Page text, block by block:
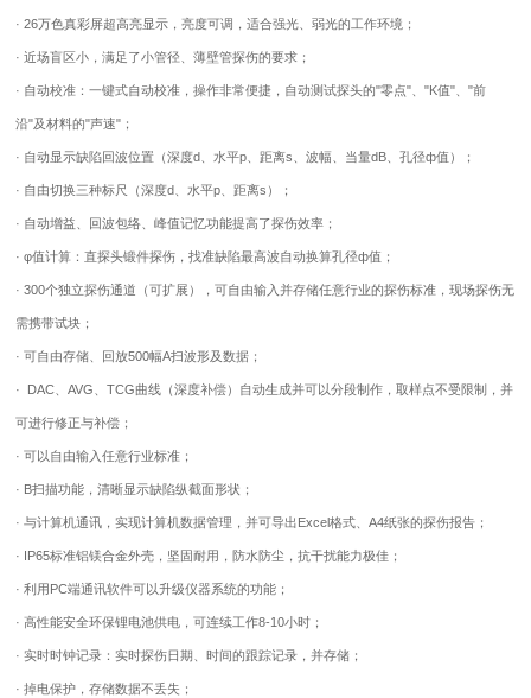
· 26万色真彩屏超高亮显示，亮度可调，适合强光、弱光的工作环境；
· 近场盲区小，满足了小管径、薄壁管探伤的要求；
· 自动校准：一键式自动校准，操作非常便捷，自动测试探头的"零点"、"K值"、"前
沿"及材料的"声速"；
· 自动显示缺陷回波位置（深度d、水平p、距离s、波幅、当量dB、孔径ф值）；
· 自由切换三种标尺（深度d、水平p、距离s）；
· 自动增益、回波包络、峰值记忆功能提高了探伤效率；
· φ值计算：直探头锻件探伤，找准缺陷最高波自动换算孔径ф值；
· 300个独立探伤通道（可扩展），可自由输入并存储任意行业的探伤标准，现场探伤无
需携带试块；
· 可自由存储、回放500幅A扫波形及数据；
· DAC、AVG、TCG曲线（深度补偿）自动生成并可以分段制作，取样点不受限制，并
可进行修正与补偿；
· 可以自由输入任意行业标准；
· B扫描功能，清晰显示缺陷纵截面形状；
· 与计算机通讯，实现计算机数据管理，并可导出Excel格式、A4纸张的探伤报告；
· IP65标准铝镁合金外壳，坚固耐用，防水防尘，抗干扰能力极佳；
· 利用PC端通讯软件可以升级仪器系统的功能；
· 高性能安全环保锂电池供电，可连续工作8-10小时；
· 实时时钟记录：实时探伤日期、时间的跟踪记录，并存储；
· 掉电保护，存储数据不丢失；